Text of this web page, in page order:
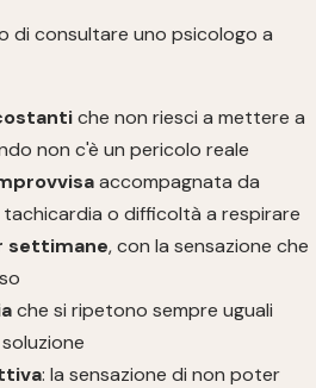
di consultare uno psicologo a
che non riesci a mettere a
non c'è un pericolo reale
accompagnata da
o difficoltà a respirare
settimane, con la sensazione che
che si ripetono sempre uguali
: la sensazione di non poter